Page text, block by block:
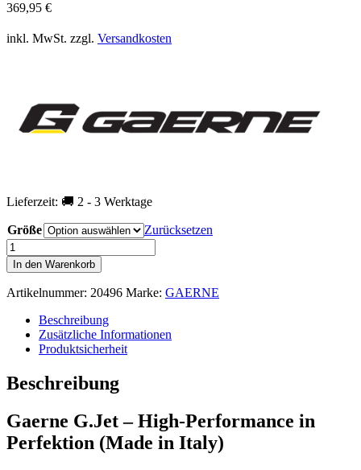
369,95 €
inkl. MwSt. zzgl. Versandkosten
Lieferzeit: 🚚 2 - 3 Werktage
Größe
Zurücksetzen
GAERNE
G.Jet
Rennradschuhe
Menge
In den Warenkorb
Artikelnummer: 20496 Marke: GAERNE
Beschreibung
Zusätzliche Informationen
Produktsicherheit
Beschreibung
Gaerne G.Jet – High-Performance in
Perfektion (Made in Italy)